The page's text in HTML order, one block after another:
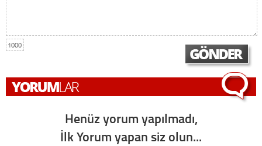
1000
Henüz yorum yapılmadı,
İlk Yorum yapan siz olun...